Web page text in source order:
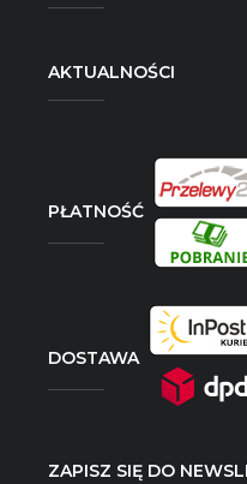
AKTUALNOŚCI
PŁATNOŚĆ
DOSTAWA
ZAPISZ SIĘ DO